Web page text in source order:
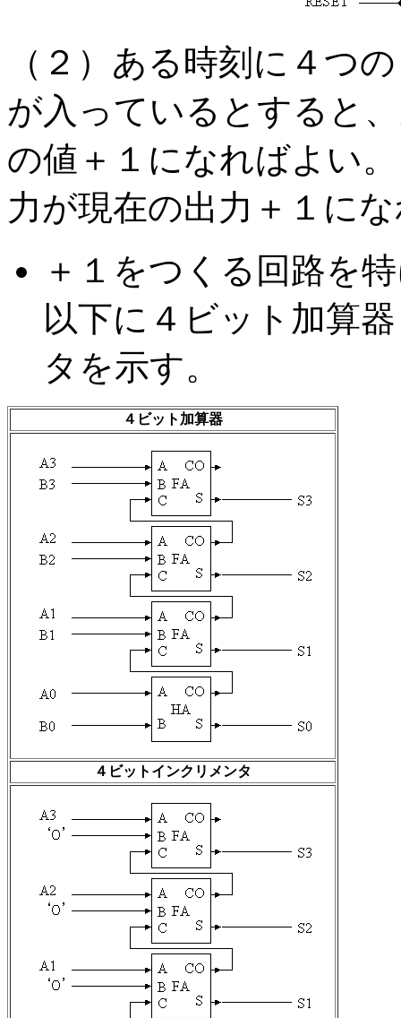
（２）ある時刻に４つ
が入っているとすると
の値＋１になればよい
力が現在の出力＋１に
＋１をつくる回路を
以下に４ビット加算
タを示す。
４ビット加算器
４ビットインクリメンタ